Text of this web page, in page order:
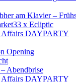
am Klavier –
x Ecliptic
Affairs DAYPARTY
Opening
Abendbrise
Affairs DAYPARTY